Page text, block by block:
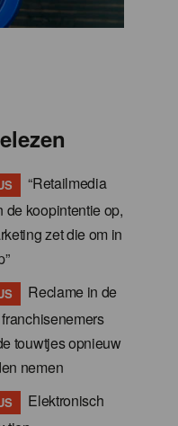
“Retailmedia
de koopintentie op,
zet die om in
Reclame in de
touwtjes opnieuw
nemen
Elektronisch